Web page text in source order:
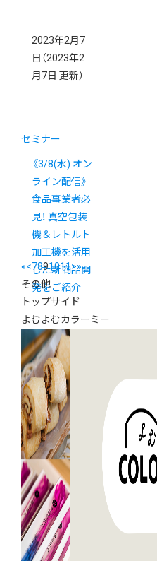
2023年2月7
日 （2023年2
月7日 更新）
セミナー
《3/8(水) オン
ライン配信》
食品事業者必
見！ 真空包装
機＆レトルト
加工機を活用
した新商品開
発をご紹介
«<7891011>»
その他
トップサイド
よむよむカラーミー